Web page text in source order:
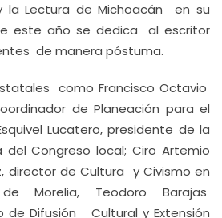
la Lectura de Michoacán en su
este año se dedica al escritor
de manera póstuma.
como Francisco Octavio
de Planeación para el
Lucatero, presidente de la
del Congreso local; Ciro Artemio
director de Cultura y Civismo en
Morelia, Teodoro Barajas
de Difusión Cultural y Extensión